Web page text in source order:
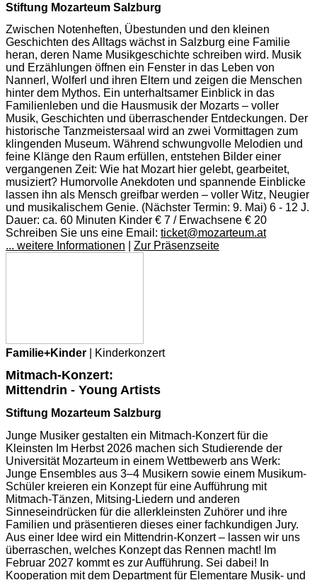
Stiftung Mozarteum Salzburg
Zwischen Notenheften, Übestunden und den kleinen
Geschichten des Alltags wächst in Salzburg eine Familie
heran, deren Name Musikgeschichte schreiben wird. Musik
und Erzählungen öffnen ein Fenster in das Leben von
Nannerl, Wolferl und ihren Eltern und zeigen die Menschen
hinter dem Mythos. Ein unterhaltsamer Einblick in das
Familienleben und die Hausmusik der Mozarts – voller
Musik, Geschichten und überraschender Entdeckungen. Der
historische Tanzmeistersaal wird an zwei Vormittagen zum
klingenden Museum. Während schwungvolle Melodien und
feine Klänge den Raum erfüllen, entstehen Bilder einer
vergangenen Zeit: Wie hat Mozart hier gelebt, gearbeitet,
musiziert? Humorvolle Anekdoten und spannende Einblicke
lassen ihn als Mensch greifbar werden – voller Witz, Neugier
und musikalischem Genie. (Nächster Termin: 9. Mai) 6 - 12 J.
Dauer: ca. 60 Minuten Kinder € 7 / Erwachsene € 20
Schreiben Sie uns eine Email: ticket@mozarteum.at
... weitere Informationen
Zur Präsenzseite
Familie+Kinder | Kinderkonzert
Mitmach-Konzert:
Mittendrin - Young Artists
Stiftung Mozarteum Salzburg
Junge Musiker gestalten ein Mitmach-Konzert für die
Kleinsten Im Herbst 2026 machen sich Studierende der
Universität Mozarteum in einem Wettbewerb ans Werk:
Junge Ensembles aus 3–4 Musikern sowie einem Musikum-
Schüler kreieren ein Konzept für eine Aufführung mit
Mitmach-Tänzen, Mitsing-Liedern und anderen
Sinneseindrücken für die allerkleinsten Zuhörer und ihre
Familien und präsentieren dieses einer fachkundigen Jury.
Aus einer Idee wird ein Mittendrin-Konzert – lassen wir uns
überraschen, welches Konzept das Rennen macht! Im
Februar 2027 kommt es zur Aufführung. Sei dabei! In
Kooperation mit dem Department für Elementare Musik- und